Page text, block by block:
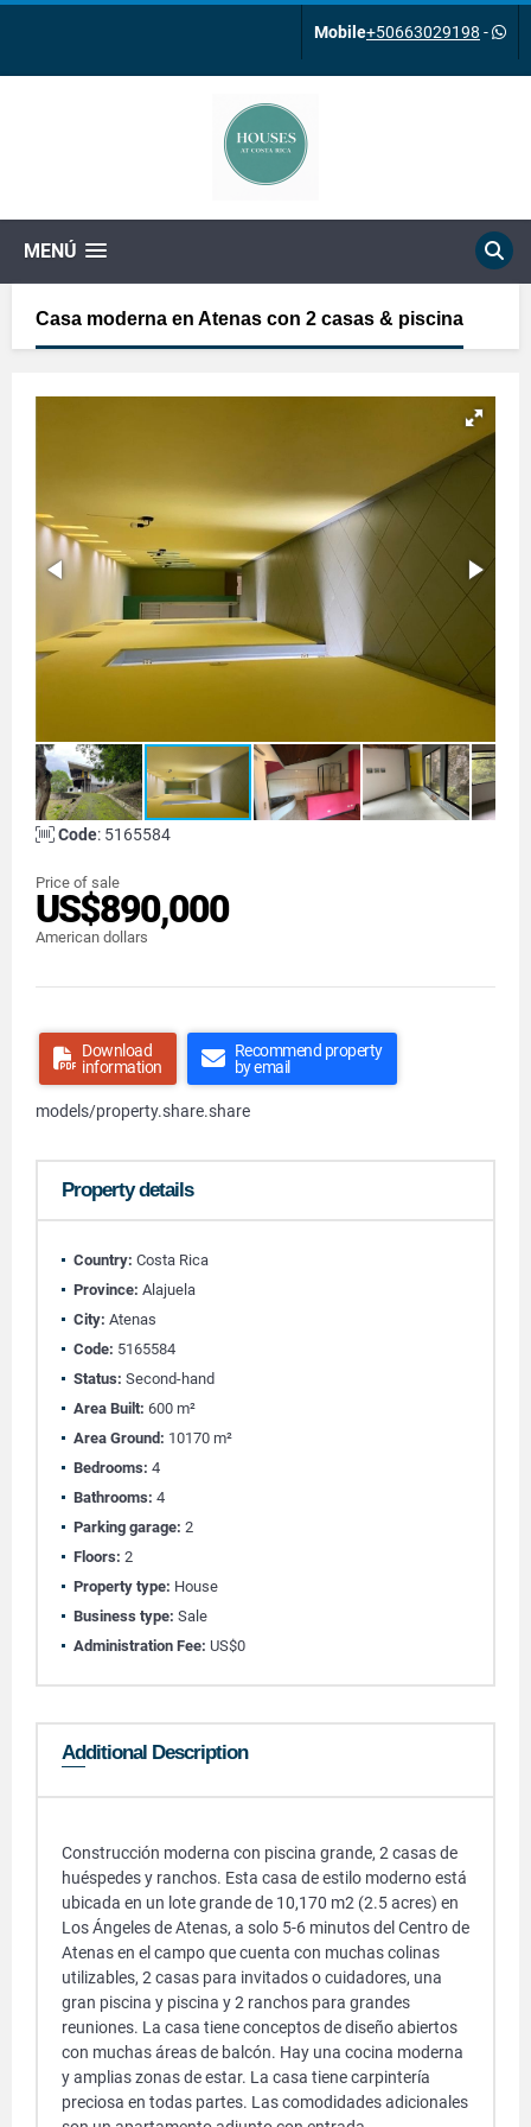
Mobile+50663029198 -
MENÚ
Casa moderna en Atenas con 2 casas & piscina
Code: 5165584
Price of sale
US$890,000
American dollars
Download
information
Recommend property
by email
models/property.share.share
Property details
Country: Costa Rica
Province: Alajuela
City: Atenas
Code: 5165584
Status: Second-hand
Area Built: 600 m²
Area Ground: 10170 m²
Bedrooms: 4
Bathrooms: 4
Parking garage: 2
Floors: 2
Property type: House
Business type: Sale
Administration Fee: US$0
Additional Description
Construcción moderna con piscina grande, 2 casas de
huéspedes y ranchos. Esta casa de estilo moderno está
ubicada en un lote grande de 10,170 m2 (2.5 acres) en
Los Ángeles de Atenas, a solo 5-6 minutos del Centro de
Atenas en el campo que cuenta con muchas colinas
utilizables, 2 casas para invitados o cuidadores, una
gran piscina y piscina y 2 ranchos para grandes
reuniones. La casa tiene conceptos de diseño abiertos
con muchas áreas de balcón. Hay una cocina moderna
y amplias zonas de estar. La casa tiene carpintería
preciosa en todas partes. Las comodidades adicionales